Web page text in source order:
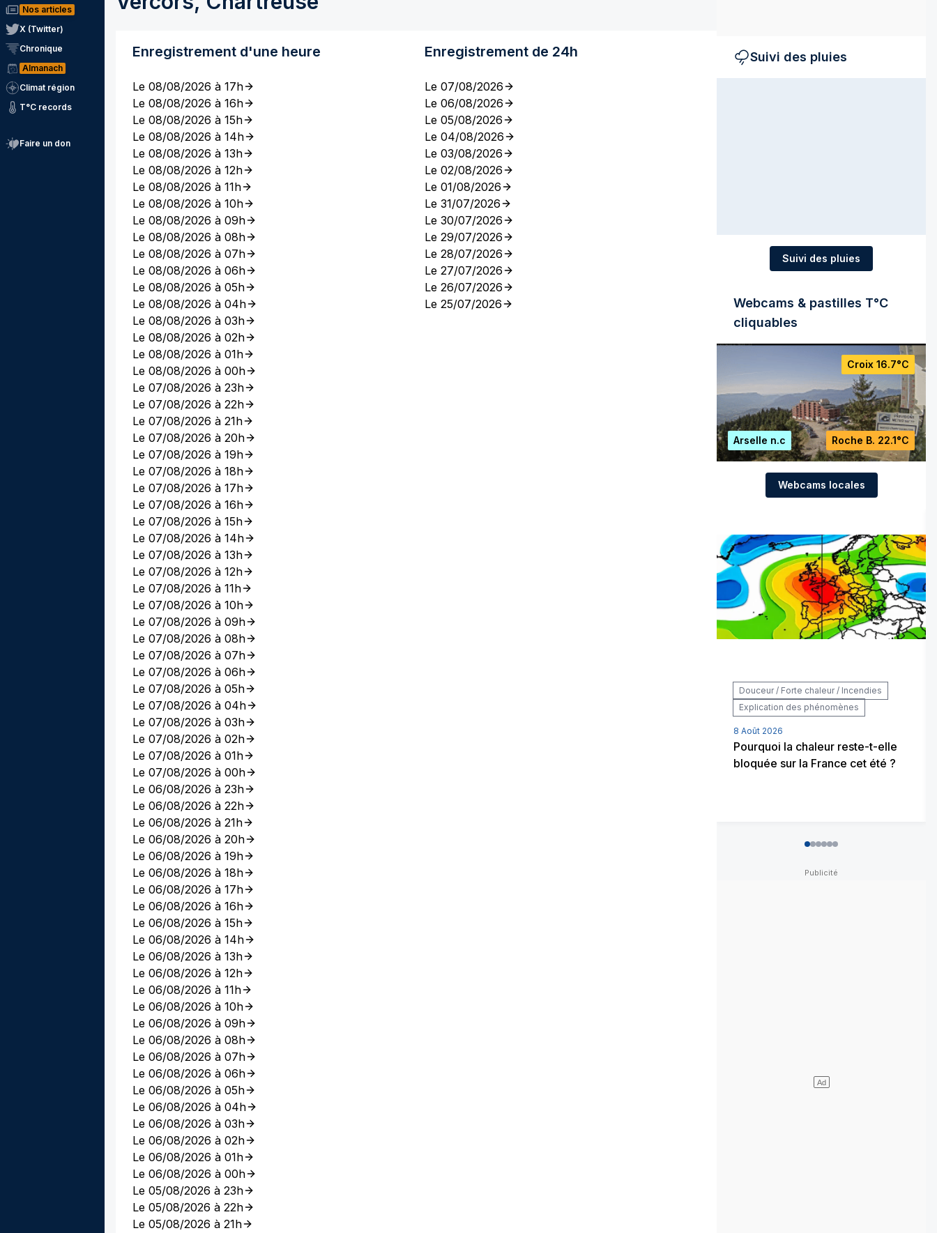
Nos articles
X (Twitter)
Chronique
Almanach
Climat région
T°C records
Faire un don
Enregistrement d'une heure
Le 08/08/2026 à 17h
Le 08/08/2026 à 16h
Le 08/08/2026 à 15h
Le 08/08/2026 à 14h
Le 08/08/2026 à 13h
Le 08/08/2026 à 12h
Le 08/08/2026 à 11h
Le 08/08/2026 à 10h
Le 08/08/2026 à 09h
Le 08/08/2026 à 08h
Le 08/08/2026 à 07h
Le 08/08/2026 à 06h
Le 08/08/2026 à 05h
Le 08/08/2026 à 04h
Le 08/08/2026 à 03h
Le 08/08/2026 à 02h
Le 08/08/2026 à 01h
Le 08/08/2026 à 00h
Le 07/08/2026 à 23h
Le 07/08/2026 à 22h
Le 07/08/2026 à 21h
Le 07/08/2026 à 20h
Le 07/08/2026 à 19h
Le 07/08/2026 à 18h
Le 07/08/2026 à 17h
Le 07/08/2026 à 16h
Le 07/08/2026 à 15h
Le 07/08/2026 à 14h
Le 07/08/2026 à 13h
Le 07/08/2026 à 12h
Le 07/08/2026 à 11h
Le 07/08/2026 à 10h
Le 07/08/2026 à 09h
Le 07/08/2026 à 08h
Le 07/08/2026 à 07h
Le 07/08/2026 à 06h
Le 07/08/2026 à 05h
Le 07/08/2026 à 04h
Le 07/08/2026 à 03h
Le 07/08/2026 à 02h
Le 07/08/2026 à 01h
Le 07/08/2026 à 00h
Le 06/08/2026 à 23h
Le 06/08/2026 à 22h
Le 06/08/2026 à 21h
Le 06/08/2026 à 20h
Le 06/08/2026 à 19h
Le 06/08/2026 à 18h
Le 06/08/2026 à 17h
Le 06/08/2026 à 16h
Le 06/08/2026 à 15h
Le 06/08/2026 à 14h
Le 06/08/2026 à 13h
Le 06/08/2026 à 12h
Le 06/08/2026 à 11h
Le 06/08/2026 à 10h
Le 06/08/2026 à 09h
Le 06/08/2026 à 08h
Le 06/08/2026 à 07h
Le 06/08/2026 à 06h
Le 06/08/2026 à 05h
Le 06/08/2026 à 04h
Le 06/08/2026 à 03h
Le 06/08/2026 à 02h
Le 06/08/2026 à 01h
Le 06/08/2026 à 00h
Le 05/08/2026 à 23h
Le 05/08/2026 à 22h
Le 05/08/2026 à 21h
Enregistrement de 24h
Le 07/08/2026
Le 06/08/2026
Le 05/08/2026
Le 04/08/2026
Le 03/08/2026
Le 02/08/2026
Le 01/08/2026
Le 31/07/2026
Le 30/07/2026
Le 29/07/2026
Le 28/07/2026
Le 27/07/2026
Le 26/07/2026
Le 25/07/2026
Suivi des pluies
Suivi des pluies
Webcams & pastilles T°C
cliquables
Croix 16.7°C
Arselle n.c Roche B. 22.1°C
Webcams locales
Douceur / Forte chaleur / Incendies
Explication des phénomènes
8 Août 2026
Pourquoi la chaleur reste-t-elle
bloquée sur la France cet été ?
012345